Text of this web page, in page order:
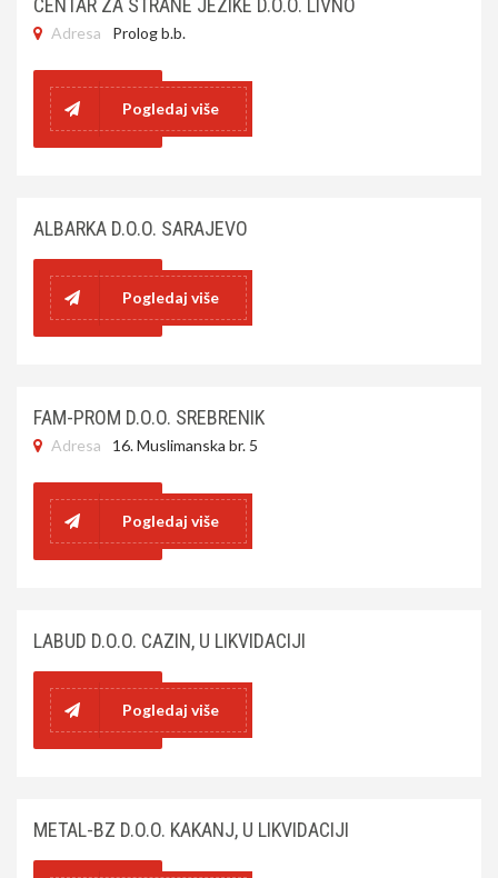
CENTAR ZA STRANE JEZIKE D.O.O. LIVNO
Adresa Prolog b.b.
Pogledaj više
ALBARKA D.O.O. SARAJEVO
Pogledaj više
FAM-PROM D.O.O. SREBRENIK
Adresa 16. Muslimanska br. 5
Pogledaj više
LABUD D.O.O. CAZIN, U LIKVIDACIJI
Pogledaj više
METAL-BZ D.O.O. KAKANJ, U LIKVIDACIJI